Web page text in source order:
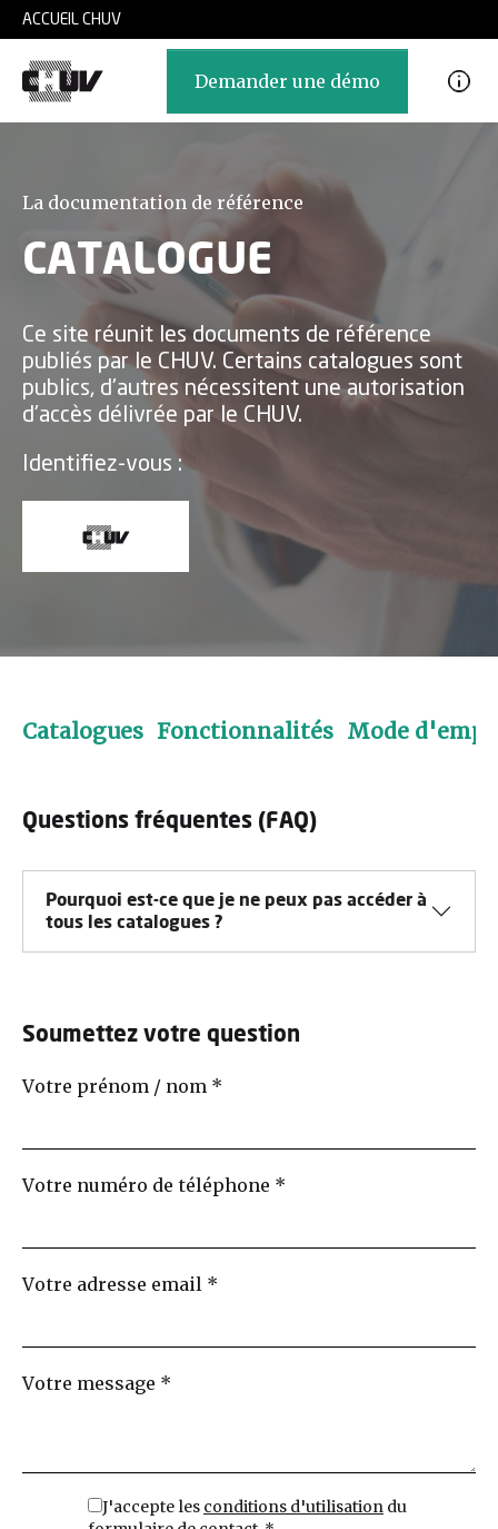
Skip to main content
ACCUEIL CHUV
Demander une démo
La documentation de référence
CATALOGUE
Ce site réunit les documents de référence
publiés par le CHUV. Certains catalogues sont
publics, d'autres nécessitent une autorisation
d'accès délivrée par le CHUV.
Identifiez-vous :
Catalogues Fonctionnalités Mode
Questions fréquentes (FAQ)
Pourquoi est-ce que je ne peux pas accéder à
tous les catalogues ?
Soumettez votre question
Votre prénom / nom *
Votre numéro de téléphone *
Votre adresse email *
Votre message *
J'accepte les conditions d'utilisation du